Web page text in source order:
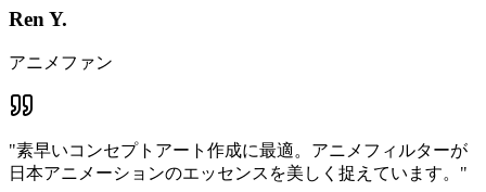
Ren Y.
アニメファン
"素早いコンセプトアート作成に最適。アニメフィルターが
日本アニメーションのエッセンスを美しく捉えています。 "